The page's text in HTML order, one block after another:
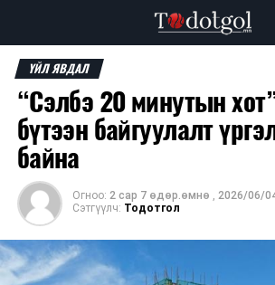
ҮЙЛ ЯВДАЛ
“Сэлбэ 20 минутын
бүтээн байгуулалт
байна
Огноо: 2 сар 7 өдөр.өмнө , 2026/06/
Сэтгүүлч: Тодотгол